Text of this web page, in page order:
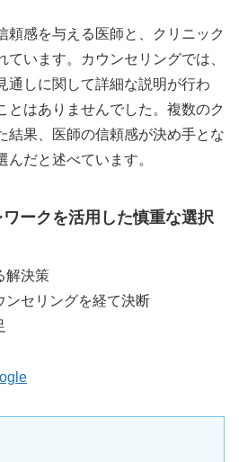
頼感を与える医師と、クリニック
います。カウンセリングでは、
通しに関して詳細な説明が行わ
とはありませんでした。複数のク
結果、医師の信頼感が決め手とな
んだと述べています。
ワークを活用した慎重な選択
解決策
ンセリングを経て決断